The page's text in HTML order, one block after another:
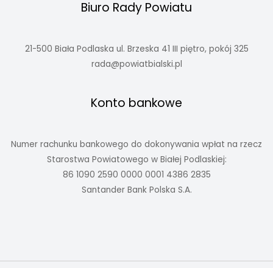
Biuro Rady Powiatu
21-500 Biała Podlaska ul. Brzeska 41 III piętro, pokój 325
rada@powiatbialski.pl
Konto bankowe
Numer rachunku bankowego do dokonywania wpłat na rzecz
Starostwa Powiatowego w Białej Podlaskiej:
86 1090 2590 0000 0001 4386 2835
Santander Bank Polska S.A.